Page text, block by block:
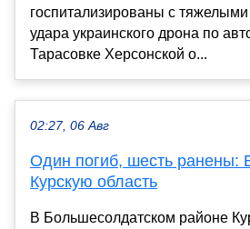
госпитализированы с
удара украинского дрона по
Тарасовке Херсонской о...
02:27, 06 Авг
Один погиб, шесть ранены:
Курскую область
В Большесолдатском районе